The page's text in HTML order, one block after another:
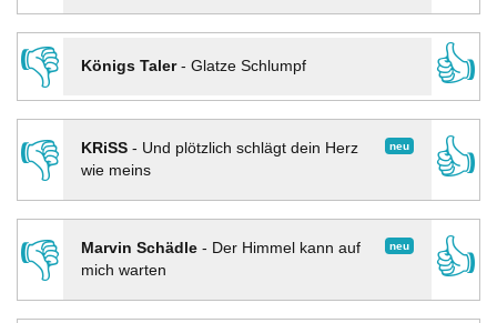
👎
Königs Taler- Glatze Schlumpf
👍
👎
neu
KRiSS- Und plötzlich schlägt dein Herz
wie meins
👍
👎 neu
Marvin Schädle- Der Himmel kann auf
mich warten
👍